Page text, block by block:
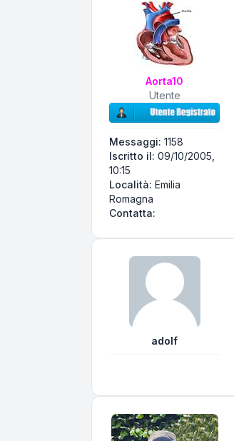
Aorta10
Utente
Messaggi: 1158
Iscritto il: 09/10/2005,
10:15
Località: Emilia
Romagna
Contatta:
adolf